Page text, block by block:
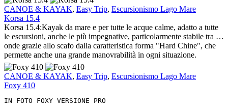
Korsa
15.4
CANOE & KAYAK, Easy Trip, Escursionismo Lago Mare
Korsa 15.4
Korsa 15.4:Kayak da mare e per tutte le acque calme, adatto a tutte
le escursioni, anche le più impegnative, particolarmente stabile tra le
onde grazie allo scafo dalla caratteristica forma "Hard Chine", che
permette anche una grande manovrabilità in ogni situazione.
Foxy
410
CANOE & KAYAK, Easy Trip, Escursionismo Lago Mare
Foxy 410
IN FOTO FOXY VERSIONE PRO